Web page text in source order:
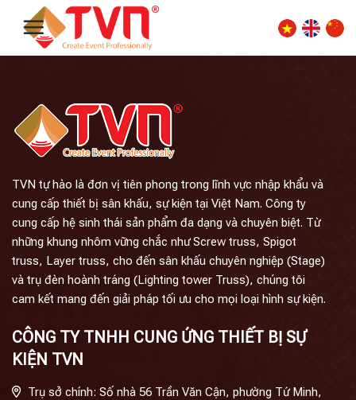
content
TVN tự hào là đơn vị tiên phong trong lĩnh vực nhập khẩu và
cung cấp thiết bị sân khấu, sự kiện tại Việt Nam. Công ty
cung cấp hệ sinh thái sản phẩm đa dạng và chuyên biệt. Từ
những khung nhôm vững chắc như Screw truss, Spigot
truss, Layer truss, cho đến sân khấu chuyên nghiệp (Stage)
và trụ đèn hoành tráng (Lighting tower Truss), chúng tôi
cam kết mang đến giải pháp tối ưu cho mọi loại hình sự kiện.
CÔNG TY TNHH CUNG ỨNG THIẾT BỊ SỰ
KIỆN TVN
Trụ sở chính: Số nhà 56 Trần Văn Cận, phường Tứ Minh,